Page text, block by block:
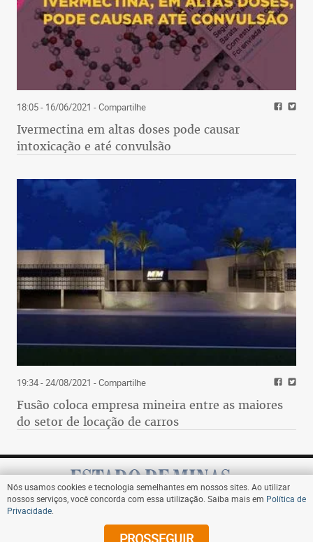
Nós usamos cookies e tecnologia semelhantes em nossos sites. Ao utilizar
nossos serviços, você concorda com essa utilização. Saiba mais em Política de
Privacidade
PROSSEGUIR
18:05 - 16/06/2021 - Compartilhe
Ivermectina em altas doses pode causar
intoxicação e até convulsão
19:34 - 24/08/2021 - Compartilhe
Fusão coloca empresa mineira entre as maiores
do setor de locação de carros
Assine